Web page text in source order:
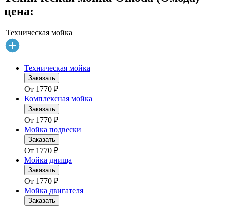
цена:
Техническая мойка
Техническая мойка
Заказать
От 1770 ₽
Комплексная мойка
Заказать
От 1770 ₽
Мойка подвески
Заказать
От 1770 ₽
Мойка днища
Заказать
От 1770 ₽
Мойка двигателя
Заказать